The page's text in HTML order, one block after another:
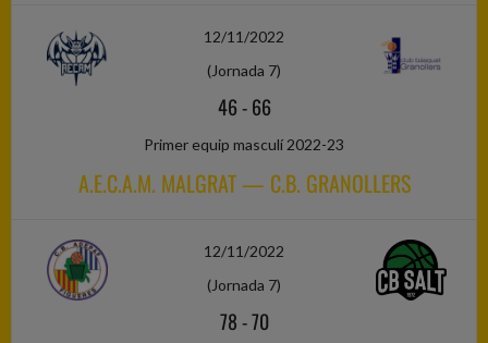
12/11/2022
(Jornada 7)
46-66
Primer equip masculí 2022-23
A.E.C.A.M. MALGRAT — C.B. GRANOLLERS
12/11/2022
(Jornada 7)
78-70